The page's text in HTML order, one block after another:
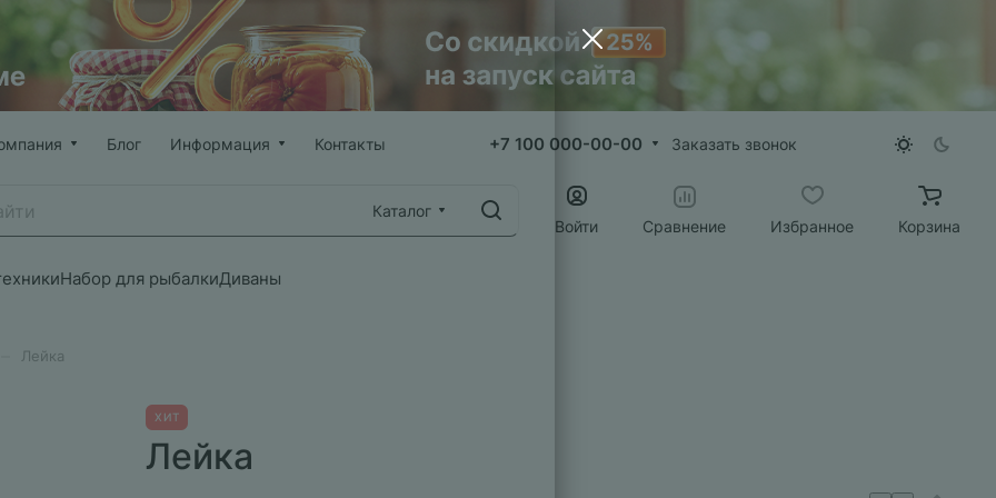
Блог Информация Контакты +7 100 000-00-00 Заказать звонок
Каталог
Войти
Сравнение Избранное Корзина
Набор для рыбалкиДиваны
Лейка
ХИТ
Лейка